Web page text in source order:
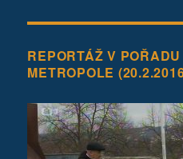
REPORTÁŽ V
METROPOLE